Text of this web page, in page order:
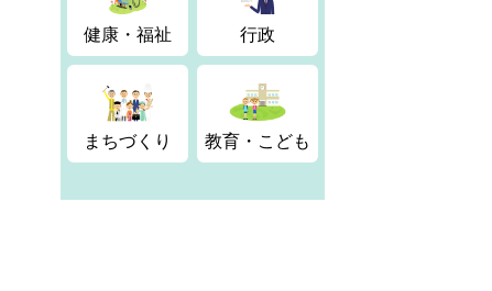
健康・福祉 行政
まちづくり 教育・こども